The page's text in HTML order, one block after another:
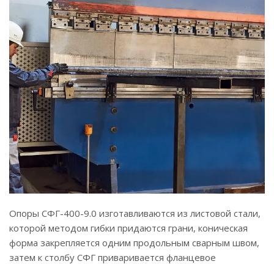
Опоры СФГ-400-9.0 изготавливаются из листовой стали,
которой методом гибки придаются грани, коническая
форма закрепляется одним продольным сварным швом,
затем к столбу СФГ приваривается фланцевое